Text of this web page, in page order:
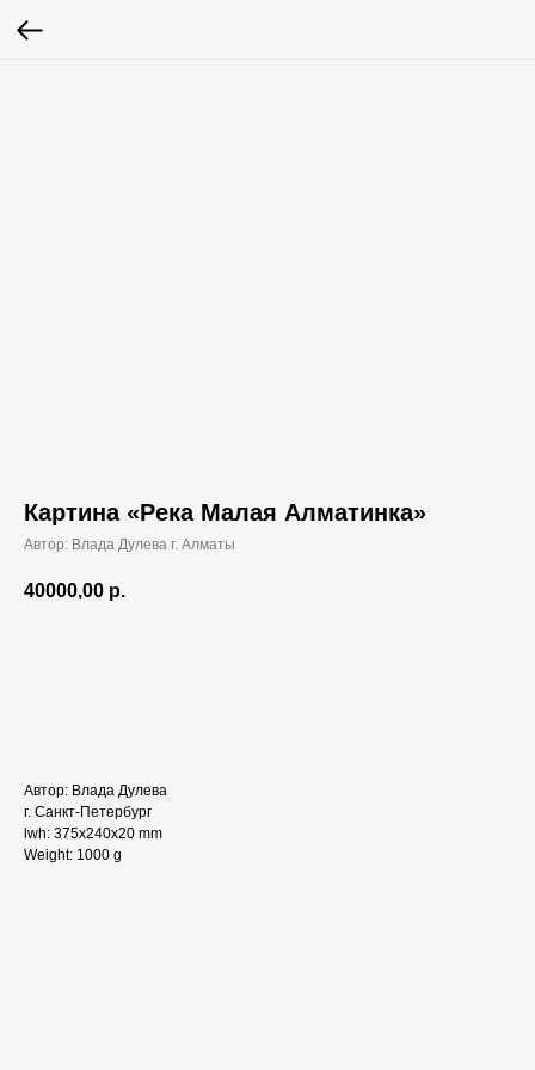
Картина «‎Река Малая Алматинка»‎
Автор: Влада Дулева г. Алматы
40000,00 р.
Автор: Влада Дулева
г. Санкт-Петербург
lwh: 375x240x20 mm
Weight: 1000 g